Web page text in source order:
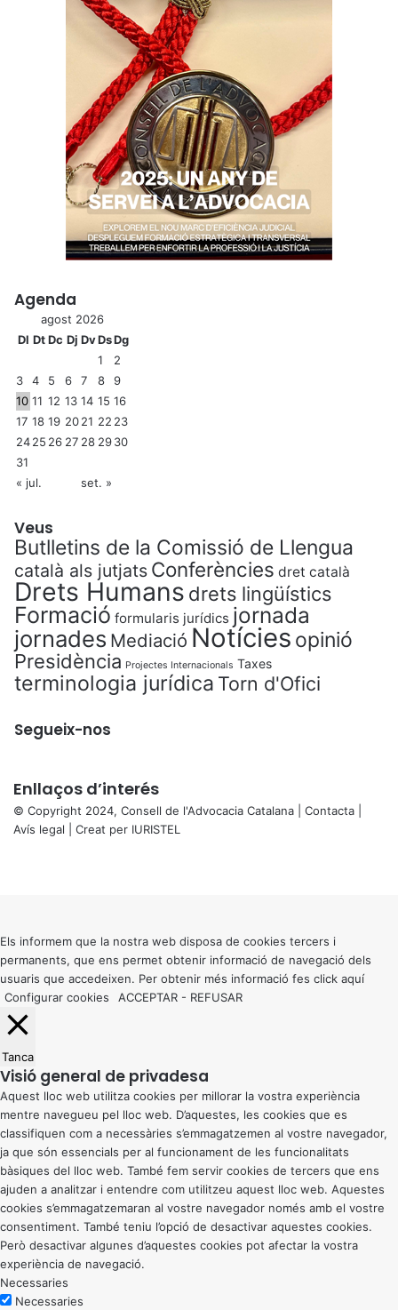
Agenda
agost 2026
Dl DtDc Dj DvDsDg
1
2
3
4 5 6 7 8
9
10 11 12 13 14 15 16
17 18 19 2021 22 23
2425 26 27 28 2930
31
« jul.
set. »
Veus
Butlletins de la Comissió de Llengua
català als jutjats Conferències dret català
Drets Humans drets lingüístics
Formació formularis jurídics jornada
jornades Mediació Notícies opinió
Presidència Projectes Internacionals Taxes
terminologia jurídica Torn d'Ofici
Segueix-nos
Enllaços d’interés
© Copyright 2024, Consell de l'Advocacia Catalana | Contacta
Avís legal | Creat per IURISTEL
button
Els informem que la nostra web disposa de cookies tercers i
permanents, que ens permet obtenir informació de navegació dels
usuaris que accedeixen. Per obtenir més informació fes click aquí
Configurar cookies
ACCEPTAR - REFUSAR
Tanca
Visió general de privadesa
Aquest lloc web utilitza cookies per millorar la vostra experiència
mentre navegueu pel lloc web. D’aquestes, les cookies que es
classifiquen com a necessàries s’emmagatzemen al vostre navegador,
ja que són essencials per al funcionament de les funcionalitats
bàsiques del lloc web. També fem servir cookies de tercers que ens
ajuden a analitzar i entendre com utilitzeu aquest lloc web. Aquestes
cookies s’emmagatzemaran al vostre navegador només amb el vostre
consentiment. També teniu l’opció de desactivar aquestes cookies.
Però desactivar algunes d’aquestes cookies pot afectar la vostra
experiència de navegació.
Necessaries
Necessaries